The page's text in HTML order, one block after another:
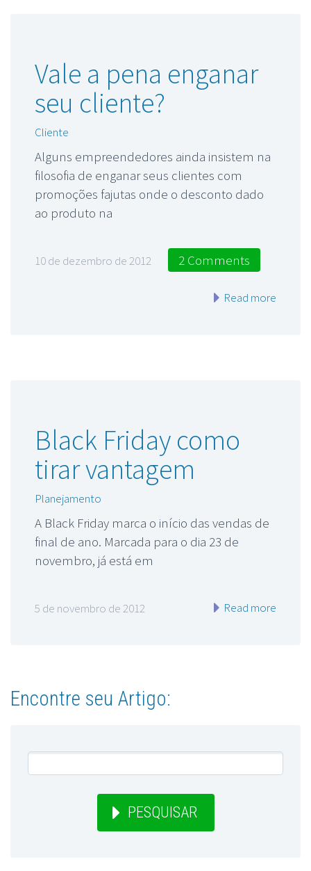
Vale a pena enganar
seu cliente?
Cliente
Alguns empreendedores ainda insistem na
filosofia de enganar seus clientes com
promoções fajutas onde o desconto dado
ao produto na
10 de dezembro de 2012 2 Comments
Read more
Black Friday como
tirar vantagem
Planejamento
A Black Friday marca o início das vendas de
final de ano. Marcada para o dia 23 de
novembro, já está em
5 de novembro de 2012 Read more
Encontre seu Artigo:
PESQUISAR